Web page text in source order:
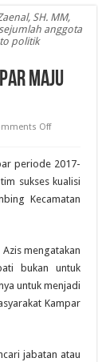
SH. MM,
anggota
politik
Maju
Offon
Kualisi
Kampar
Maju
Kecamatan
periode 2017-
sukses kualisi
Kecamatan
mengatakan
bukan untuk
untuk menjadi
Kampar
jabatan atau